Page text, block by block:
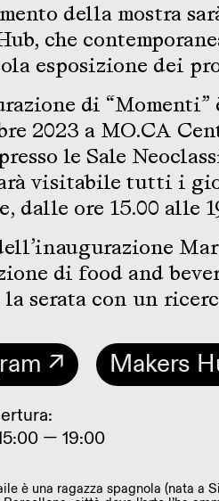
della mostra
che
esposizione dei
di
2023 a MO.CA
le Sale
visitabile tutti i
dalle ore 15.00 alle
di food and
serata con un
↗ Makers
— 19:00
è una ragazza spagnola (nata a